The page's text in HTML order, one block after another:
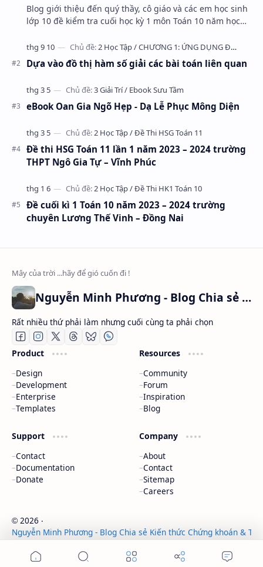
Blog giới thiệu đến quý thầy, cô giáo và các em học sinh
lớp 10 đề kiểm tra cuối học kỳ 1 môn Toán 10 năm học
Dựa vào đồ thị hàm số giải các bài toán liên quan
eBook Oan Gia Ngõ Hẹp - Dạ Lễ Phục Mông Diện
Đề thi HSG Toán 11 lần 1 năm 2023 – 2024 trường
THPT Ngô Gia Tự – Vĩnh Phúc
Đề cuối kì 1 Toán 10 năm 2023 – 2024 trường
chuyên Lương Thế Vinh – Đồng Nai
Nguyễn Minh Phương - Blog Chia sẻ Kiến thức Chứng khoán & Tài liệu Toán học
Rất nhiều thứ phải làm nhưng cuối cùng ta phải chọn
Product
Design
Development
Enterprise
Templates
Resources
Community
Forum
Inspiration
Blog
Support
Contact
Documentation
Donate
Company
About
Contact
Sitemap
Careers
© 2026 ‧
Nguyễn Minh Phương - Blog Chia sẻ Kiến thức Chứng khoán & Tài
‧ All rights reserved.